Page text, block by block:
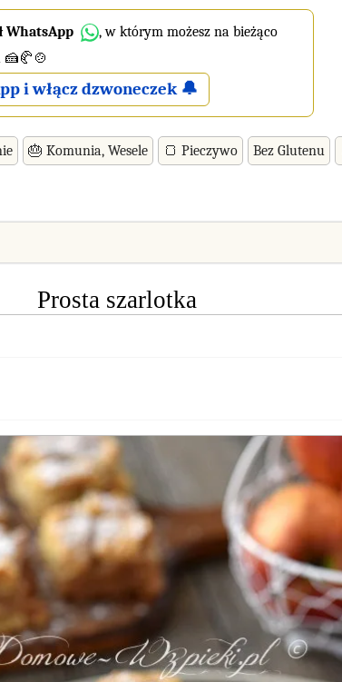
WhatsApp
, w którym możesz na bieżąco
🍰🥐🍲
i włącz dzwoneczek 🔔
🎂 Komunia, Wesele 🍞 Pieczywo Bez Glutenu
Prosta szarlotka